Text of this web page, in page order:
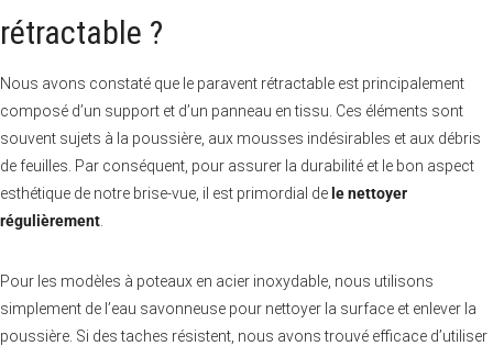
rétractable ?
Nous avons constaté que le paravent rétractable est principalement
composé d’un support et d’un panneau en tissu. Ces éléments sont
souvent sujets à la poussière, aux mousses indésirables et aux débris
de feuilles. Par conséquent, pour assurer la durabilité et le bon aspect
esthétique de notre brise-vue, il est primordial de le nettoyer
régulièrement
Pour les modèles à poteaux en acier inoxydable, nous utilisons
simplement de l’eau savonneuse pour nettoyer la surface et enlever la
poussière. Si des taches résistent, nous avons trouvé efficace d’utiliser